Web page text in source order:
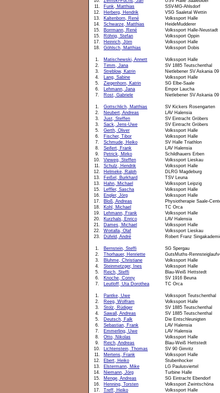
11.
Funk, Matthias
SSV-MG-Ahlsdorf
12.
Herberg, Hendrik
VSG Saaletal Wettin
13.
Kaltenborn, René
Volkssport Halle
14.
Schwarze, Matthias
HeideMudderer
15.
Borrmann, René
Volkssport Halle-Neustadt
15.
Röhrig, Stefan
Volkssport Oppin
17.
Heinrich, Jörn
Volkssport Halle
18.
Göhlsch, Matthias Volkssport Dobis
1. Matischewski, Annett
Volkssport Halle
2.
Timm, Jana
SV 1885 Teutschenthal
3.
Streblow, Katrin
Nietlebener SV Askania 09
4.
Lang, Sabine
Volkssport Halle
5.
Ziegenhorn, Katrin
SG Elbe-Saale
6.
Lehmann, Jana
Empor Laucha
7.
Rost, Gabriele Nietlebener SV Askania 09
1. Gottschlich, Matthias
SV Kickers Rosengarten
2.
Neubert, Andreas
LAV Halensia
3.
Just, Steffen
SV Eintracht Gröbers
3.
Sack, Jens-Uwe
SV Eintracht Gröbers
5.
Gerth, Oliver
Volkssport Halle
6.
Fischer, Tibor
Volkssport Halle
7.
Schmude, Heiko
SV Halle Triathlon
8.
Seifert, Frank
LAV Halensia
9.
Petrick, Mirko
Schildhauers Erben
10.
Vieweg, Steffen
Volkssport Lieskau
11.
Schulz, Hendrik
Volkssport Halle
12.
Helmeke, Ralph
DLRG Magdeburg
13.
Feißel, Burkhard
TSV Leuna
13.
Hahn, Michael
Volkssport Leipzig
15.
Leffler, Sascha
Volkssport Halle
16.
Engler, Jörg
Volkssport Halle
17.
Bloß, Andreas
Physiotherapie Saale-
18.
Kohl, Michael
TC Orca
19.
Lehmann, Frank
Volkssport Halle
20.
Kurzhals, Enrico
LAV Halensia
21.
Dames, Michael
Volkssport Halle
22.
Woitalla, Olaf
Volkssport Lieskau
23.
Düfeld, André Robert Franz
1. Bernstein, Steffi
SG Spergau
2.
Thorhauer, Henriette
GutsMuths-
3.
Bluhme, Christiane
Volkssport Halle
4.
Steinmetzger, Ines
Volkssport Halle
5.
Reich, Steffi
Blau-Weiß Hettstedt
6.
Knoche, Conny
SV 1916 Beuna
7.
Leutloff, Uta Dorothea TC Orca
1. Pantke, Uwe
Volkssport Teutschenthal
2.
Reeg, Wolfram
Volkssport Halle
3.
Stolz, Rüdiger
SV 1885 Teutschenthal
4.
Sawall, Andreas
SV 1885 Teutschenthal
5.
Deutsch, Falk
Die Entschleunigten
6.
Sebastian, Frank
LAV Halensia
7.
Emmerling, Uwe
LAV Halensia
8.
Otto, Nikolas
Volkssport Halle
9.
Reich, Andreas
Blau-Weiß Hettstedt
10.
Lichtenstein, Thomas
SV 90 Gimritz
11.
Mertens, Frank
Volkssport Halle
12.
Ebert, Heiko
Stubenhocker
13.
Elstermann, Mike
LG Paulusviertel
14.
Niemann, Jörg
Turbine Halle
15.
Menge, Andreas
SG Eintracht Ebendorf
16.
Henning, Torsten
Volkssport Zwintschöna
17.
Treff, Heiko Volkssport Halle